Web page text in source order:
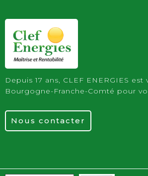
Depuis 17 ans, CLEF ENERGIES
Bourgogne-Franche-Comté pour
Nous contacter